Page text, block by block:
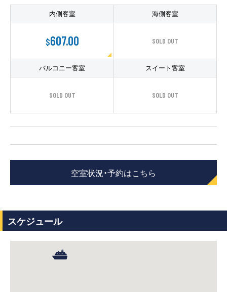
寄港地ガイド
トピックス パンフレット
れる理由
内側客室
$607.00
海側客室
SOLD OUT
バルコニー客室
SOLD OUT
スイート客室
SOLD OUT
空室状況・予約はこちら
スケジュール